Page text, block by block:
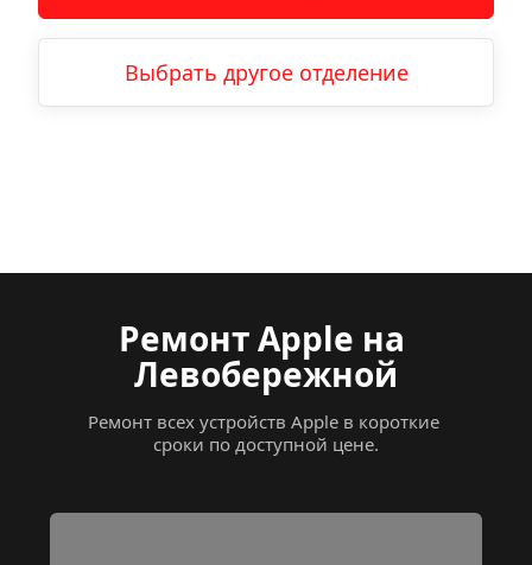
Выбрать другое отделение
Ремонт Apple на
Левобережной
Ремонт всех устройств Apple в короткие
сроки по доступной цене.